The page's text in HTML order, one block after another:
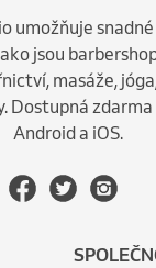
umožňuje
jsou
masáže,
Dostupná
Android a iOS.